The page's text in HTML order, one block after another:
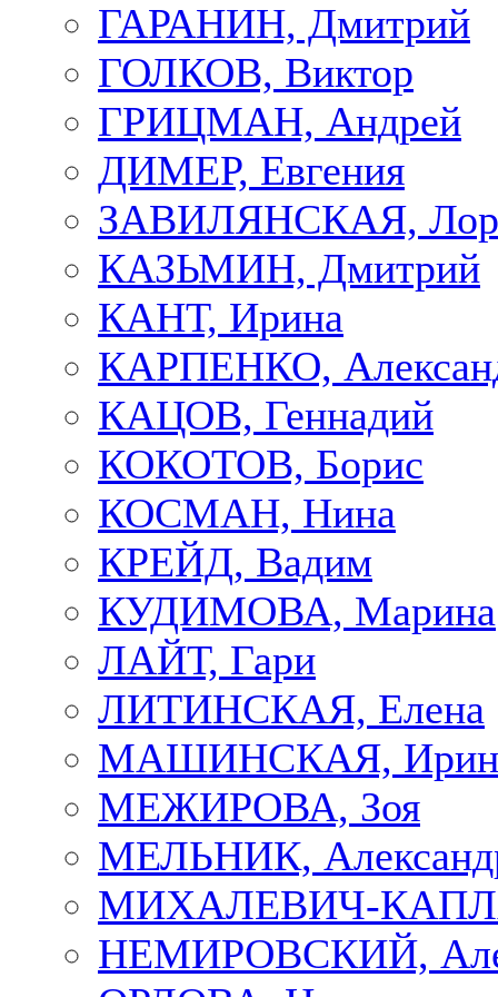
ГАРАНИН, Дмитрий
ГОЛКОВ, Виктор
ГРИЦМАН, Андрей
ДИМЕР, Евгения
ЗАВИЛЯНСКАЯ,
КАЗЬМИН, Дмитрий
КАНТ, Ирина
КАРПЕНКО,
КАЦОВ, Геннадий
КОКОТОВ, Борис
КОСМАН, Нина
КРЕЙД, Вадим
КУДИМОВА, Марина
ЛАЙТ, Гари
ЛИТИНСКАЯ, Елена
МАШИНСКАЯ,
МЕЖИРОВА, Зоя
МЕЛЬНИК,
МИХАЛЕВИЧ-
НЕМИРОВСКИЙ,